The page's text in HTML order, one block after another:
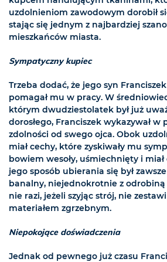
uzdolnieniom zawodowym dorobił
stając się jednym z najbardziej
mieszkańców miasta.
Sympatyczny kupiec
Trzeba dodać, że jego syn
pomagał mu w pracy. W
którym dwudziestolatek był już
dorosłego, Franciszek wykazywał w
zdolności od swego ojca. Obok
miał cechy, które zyskiwały mu
bowiem wesoły, uśmiechnięty i
jego sposób ubierania się był
banalny, niejednokrotnie z
nie razi, jeżeli szyjąc strój, nie
materiałem zgrzebnym.
Niepokojące doświadczenia
Jednak od pewnego już czasu